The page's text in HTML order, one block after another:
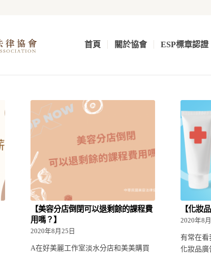
首頁 關於協會 ESP標章認證
【美容分店倒閉可以退剩餘的課程費
用嗎？】
2020年8月25日
A在好美麗工作室淡水分店和美美購買
【化妝
2020年8
有常在看
化妝品廣